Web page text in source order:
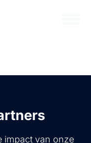
impact van onze